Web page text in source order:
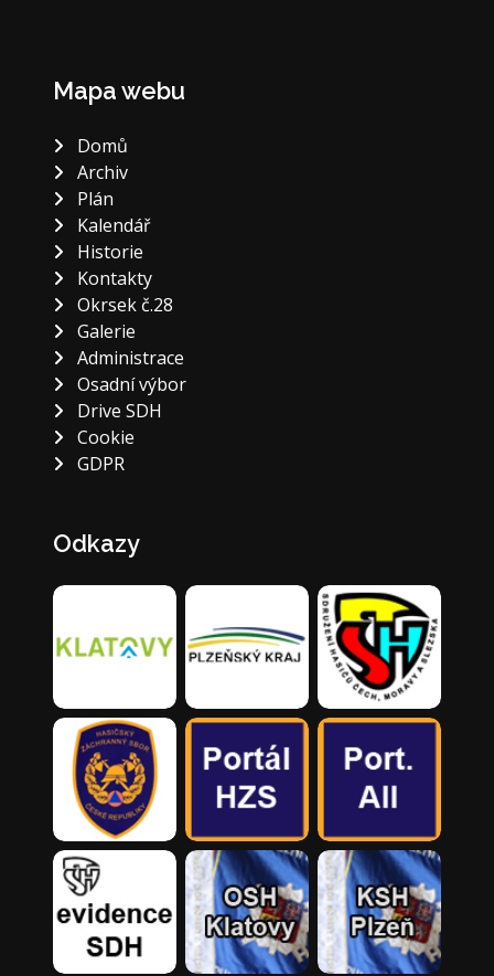
Mapa webu
Domů
Archiv
Plán
Kalendář
Historie
Kontakty
Okrsek č.28
Galerie
Administrace
Osadní výbor
Drive SDH
Cookie
GDPR
Odkazy